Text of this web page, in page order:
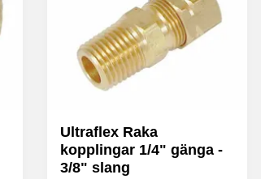
Ultraflex Raka
kopplingar 1/4" gänga -
3/8" slang